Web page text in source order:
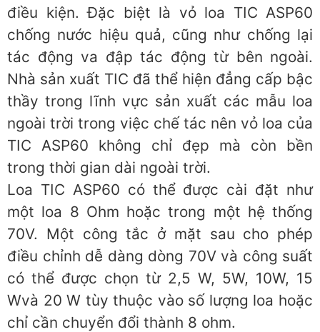
điều kiện. Đặc biệt là vỏ loa TIC ASP60
chống nước hiệu quả, cũng như chống lại
tác động va đập tác động từ bên ngoài.
Nhà sản xuất TIC đã thể hiện đẳng cấp bậc
thầy trong lĩnh vực sản xuất các mẫu loa
ngoài trời trong việc chế tác nên vỏ loa của
TIC ASP60 không chỉ đẹp mà còn bền
trong thời gian dài ngoài trời.
Loa TIC ASP60 có thể được cài đặt như
một loa 8 Ohm hoặc trong một hệ thống
70V. Một công tắc ở mặt sau cho phép
điều chỉnh dễ dàng dòng 70V và công suất
có thể được chọn từ 2,5 W, 5W, 10W, 15
Wvà 20 W tùy thuộc vào số lượng loa hoặc
chỉ cần chuyển đổi thành 8 ohm.